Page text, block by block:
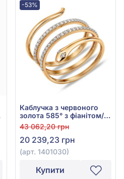
-53%
Каблучка з червоного
золота 585° з фіанітом/
куб.цирконієм, арт.
1401030
43 062,20 грн
20 239,23 грн
(арт. 1401030)
Купити